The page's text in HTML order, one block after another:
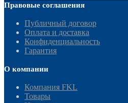
Правовые соглашения
Публичный договор
Оплата и доставка
Конфиденциальность
Гарантия
О компании
Компания FKL
Товары